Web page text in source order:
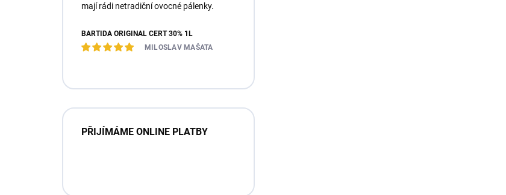
mají rádi netradiční ovocné pálenky.
BARTIDA ORIGINÁL ČERT 30% 1L
MILOSLAV MAŠATA
PŘIJÍMÁME ONLINE PLATBY